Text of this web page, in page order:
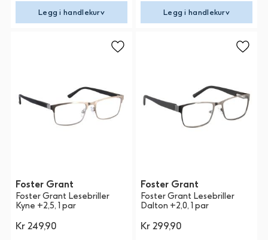
Legg i handlekurv Legg i handlekurv
Foster Grant
Foster Grant Lesebriller
Kyne +2,5, 1 par
Kr 249,90
Foster Grant
Foster Grant Lesebriller
Dalton +2,0, 1 par
Kr 299,90